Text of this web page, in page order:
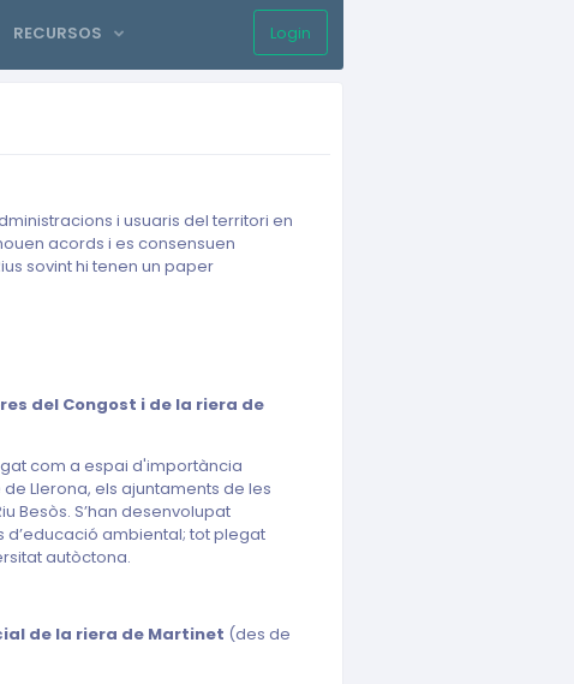
Sign up
RECURSOS Login
i usuaris del territori en
acords i es consensuen
sovint hi tenen un paper
del Congost i de la riera de
com a espai d'importància
Llerona, els ajuntaments de les
Besòs. S’han desenvolupat
ambiental; tot plegat
autòctona.
de la riera de Martinet (des de